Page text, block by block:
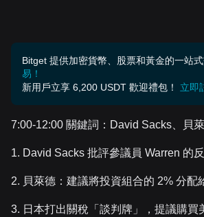
Bitget 提供加密貨幣、股票和黃金的一站式
易！
新用戶立享 6,200 USDT 歡迎禮包！
立即
7:00-12:00 關鍵詞：David Sacks、貝
1. David Sacks 批評參議員 Warren 的
2. 貝萊德：建議將投資組合的 2% 分配
3. 日本打出關稅「談判牌」，提議購買